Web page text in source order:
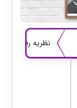
نظریه